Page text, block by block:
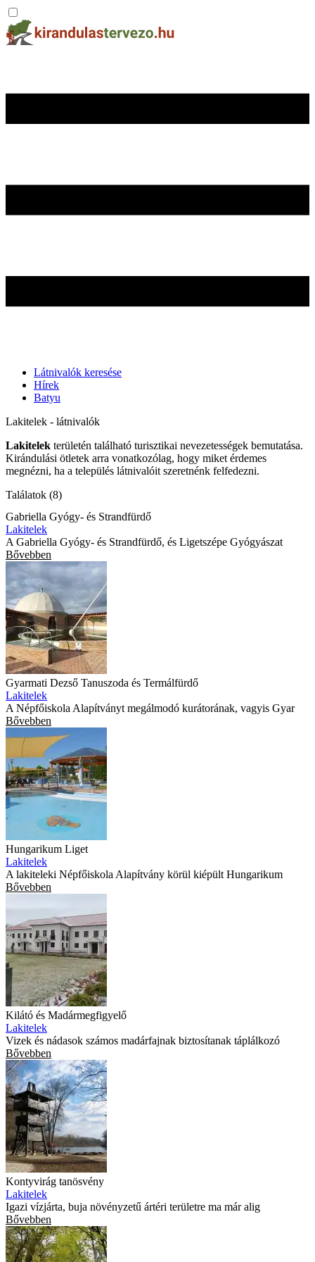
Látnivalók keresése
Hírek
Batyu
Lakitelek - látnivalók
Lakitelek területén található turisztikai nevezetességek bemutatása.
Kirándulási ötletek arra vonatkozólag, hogy miket érdemes
megnézni, ha a település látnivalóit szeretnénk felfedezni.
Találatok (8)
Gabriella Gyógy- és Strandfürdő
Lakitelek
A Gabriella Gyógy- és Strandfürdő, és Ligetszépe Gyógyászat
Bővebben
Gyarmati Dezső Tanuszoda és Termálfürdő
Lakitelek
A Népfőiskola Alapítványt megálmodó kurátorának, vagyis Gyar
Bővebben
Hungarikum Liget
Lakitelek
A lakiteleki Népfőiskola Alapítvány körül kiépült Hungarikum
Bővebben
Kilátó és Madármegfigyelő
Lakitelek
Vizek és nádasok számos madárfajnak biztosítanak táplálkozó
Bővebben
Kontyvirág tanösvény
Lakitelek
Igazi vízjárta, buja növényzetű ártéri területre ma már alig
Bővebben